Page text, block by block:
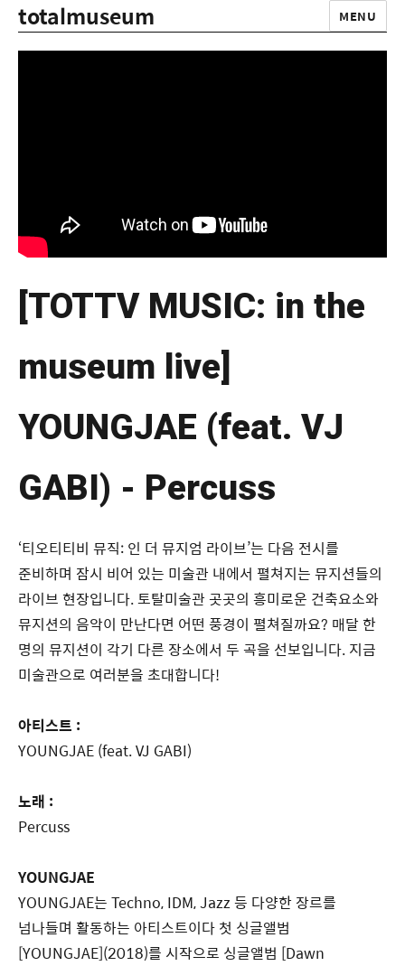
totalmuseum MENU
[TOTTV MUSIC: in the
museum live]
YOUNGJAE (feat. VJ
GABI) - Percuss
‘티오티티비 뮤직: 인 더 뮤지엄 라이브’는 다음 전시를
준비하며 잠시 비어 있는 미술관 내에서 펼쳐지는 뮤지션들의
라이브 현장입니다. 토탈미술관 곳곳의 흥미로운 건축요소와
뮤지션의 음악이 만난다면 어떤 풍경이 펼쳐질까요? 매달 한
명의 뮤지션이 각기 다른 장소에서 두 곡을 선보입니다. 지금
미술관으로 여러분을 초대합니다!
아티스트 :
YOUNGJAE (feat. VJ GABI)
노래 :
Percuss
YOUNGJAE
YOUNGJAE는 Techno, IDM, Jazz 등 다양한 장르를
넘나들며 활동하는 아티스트이다 첫 싱글앨범
[YOUNGJAE](2018)를 시작으로 싱글앨범 [Dawn